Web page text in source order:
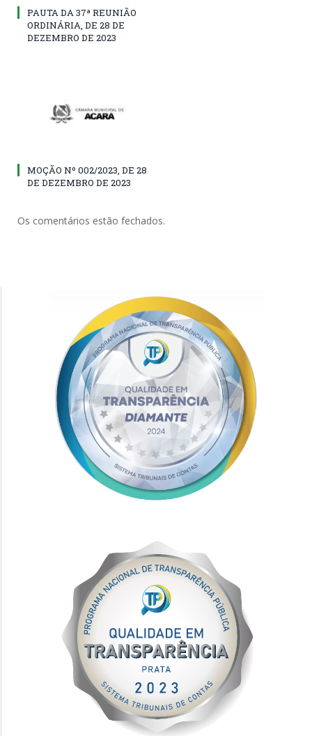
PAUTA DA 37ª REUNIÃO
ORDINÁRIA, DE 28 DE
DEZEMBRO DE 2023
MOÇÃO Nº 002/2023, DE 28
DE DEZEMBRO DE 2023
Os comentários estão fechados.